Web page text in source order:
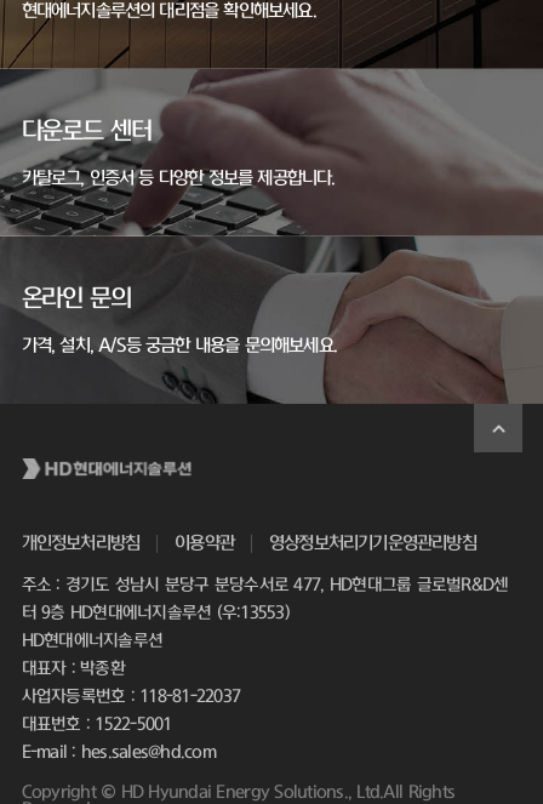
현대에너지솔루션의 대리점을 확인해보세요.
다운로드 센터
카탈로그, 인증서 등 다양한 정보를 제공합니다.
온라인 문의
가격, 설치, A/S등 궁금한 내용을 문의해보세요.
개인정보처리방침 이용약관 영상정보처리기기운영관리방침
주소 : 경기도 성남시 분당구 분당수서로 477, HD현대그룹 글로벌R&D센
터 9층 HD현대에너지솔루션 (우:13553)
HD현대에너지솔루션
대표자 : 박종환
사업자등록번호 : 118-81-22037
대표번호 : 1522-5001
E-mail : hes.sales@hd.com
Copyright © HD Hyundai Energy Solutions., Ltd.All Rights